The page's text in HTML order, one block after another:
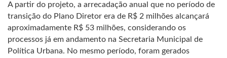
A partir do projeto, a arrecadação anual que no período de
transição do Plano Diretor era de R$ 2 milhões alcançará
aproximadamente R$ 53 milhões, considerando os
processos já em andamento na Secretaria Municipal de
Política Urbana. No mesmo período, foram gerados